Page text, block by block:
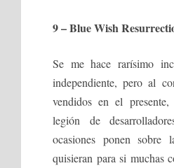
9 – Blue Wish
Se me hace rarísimo
independiente, pero al
vendidos en el
legión de
ocasiones ponen
quisieran para si muchas